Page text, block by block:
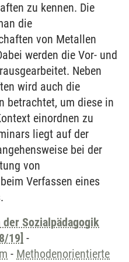
zu kennen. Die
die
von Metallen
werden die Vor- und
Neben
wird auch die
betrachtet, um diese in
einordnen zu
liegt auf der
bei der
von
Verfassen eines
Sozialpädagogik
19] -
- Methodenorientierte